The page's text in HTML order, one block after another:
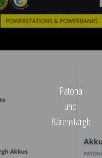
Patona
und
Bärenstargh